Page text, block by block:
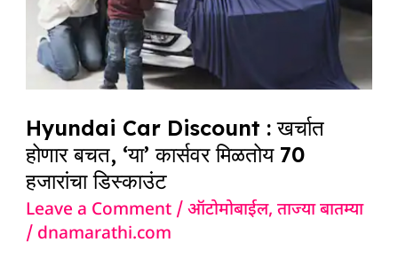
Hyundai Car Discount : खर्चात
होणार बचत, ‘या’ कार्सवर मिळतोय 70
हजारांचा डिस्काउंट
Leave a Comment /ऑटोमोबाईल,ताज्या बातम्या
/ dnamarathi.com
खर्चात
होणार
बचत,
‘या’
कार्सवर
मिळतोय
70
हजारांचा
डिस्काउंट